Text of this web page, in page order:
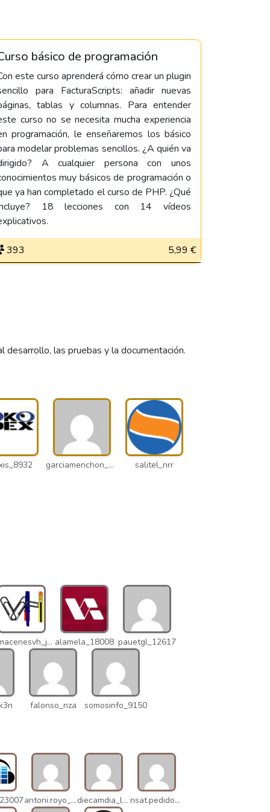
básico de programación
este curso aprenderá cómo crear un plugin
para FacturaScripts: añadir nuevas
tablas y columnas. Para entender
curso no se necesita mucha experiencia
programación, le enseñaremos los básico
modelar problemas sencillos. ¿A quién va
A cualquier persona con unos
muy básicos de programación o
ya han completado el curso de PHP. ¿Qué
18 lecciones con 14 vídeos
393 5,99 €
las pruebas y la documentación.
garciamenchon_puz salitel_nrr
almacenesvh_jo2 alamela_18008 pauetgl_12617
falonso_nza somosinfo_9150
antoni.royo_10023 diecamdia_l27 nsat.pedidos_1235